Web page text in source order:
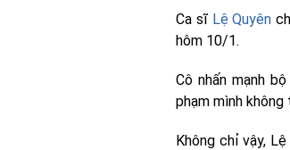
Ca sĩ Lệ Quyên
hôm 10/1.
Cô nhấn mạnh
phạm mình không
Không chỉ vậy,